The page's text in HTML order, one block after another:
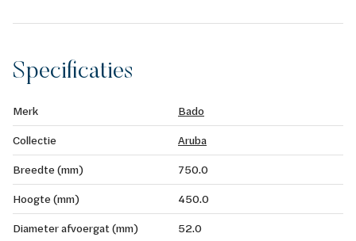
Specificaties
Merk
Bado
Collectie
Aruba
Breedte (mm)
750.0
Hoogte (mm)
450.0
Diameter afvoergat (mm)
52.0